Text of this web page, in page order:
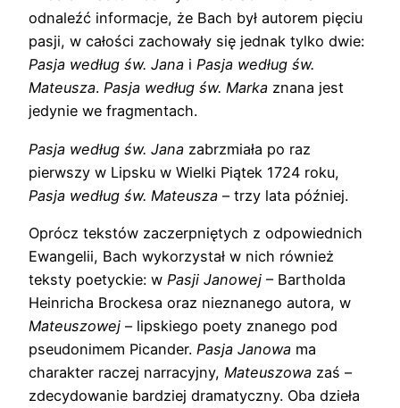
odnaleźć informacje, że Bach był autorem pięciu
pasji, w całości zachowały się jednak tylko dwie:
Pasja według św. Jana i Pasja według św.
Mateusza. Pasja według św. Marka znana jest
jedynie we fragmentach.
Pasja według św. Jana zabrzmiała po raz
pierwszy w Lipsku w Wielki Piątek 1724 roku,
Pasja według św. Mateusza – trzy lata później.
Oprócz tekstów zaczerpniętych z odpowiednich
Ewangelii, Bach wykorzystał w nich również
teksty poetyckie: w Pasji Janowej – Bartholda
Heinricha Brockesa oraz nieznanego autora, w
Mateuszowej – lipskiego poety znanego pod
pseudonimem Picander. Pasja Janowa ma
charakter raczej narracyjny, Mateuszowa zaś –
zdecydowanie bardziej dramatyczny. Oba dzieła